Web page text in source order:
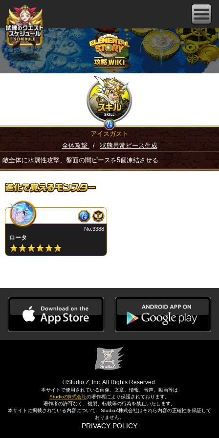
アイスガスト
全体攻撃
/ 状態異常ピース生成
敵全体に水属性攻撃、盤面の闇ピースを5個凍結させる
ロータ
No.3388
©Studio Z, Inc. All Rights Reserved.
本サイトで使用されている画像、文章、情報、音声、動画等は
StudioZ株式会社の著作権により保護されております。
著作者の許可なく、複製、転載等の行為を禁止いたします。
本サイトに掲載されている内容について、StudioZ株式会社はそれら内容の正確性を保証して
おりません。
PRIVACY POLICY